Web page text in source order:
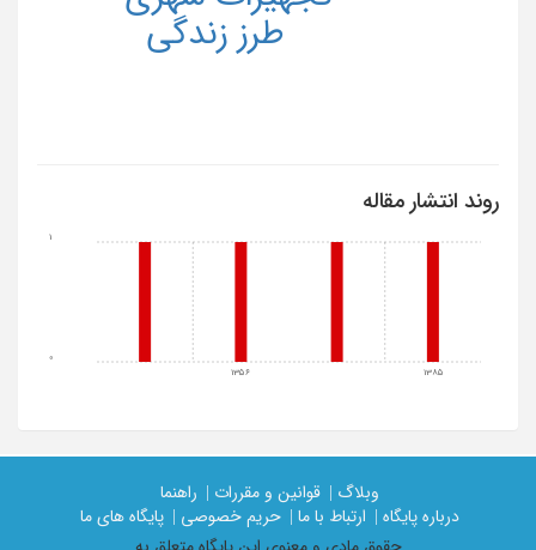
طرز زندگی
روند انتشار مقاله
1356 1385
0
1
وبلاگ | قوانین و مقررات |
راهنما
درباره پایگاه |
ارتباط با ما | حریم خصوصی |
پایگاه های ما
حقوق مادی و معنوی اين پايگاه متعلق به